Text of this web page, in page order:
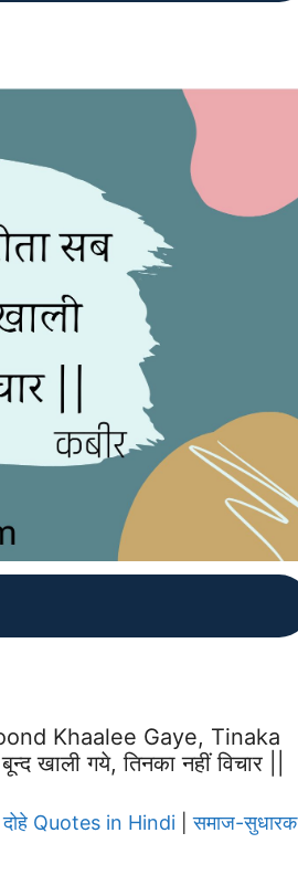
Khaalee Gaye, Tinaka
गये, तिनका नहीं विचार ||
दोहे Quotes in Hindi |समाज-सुधारक